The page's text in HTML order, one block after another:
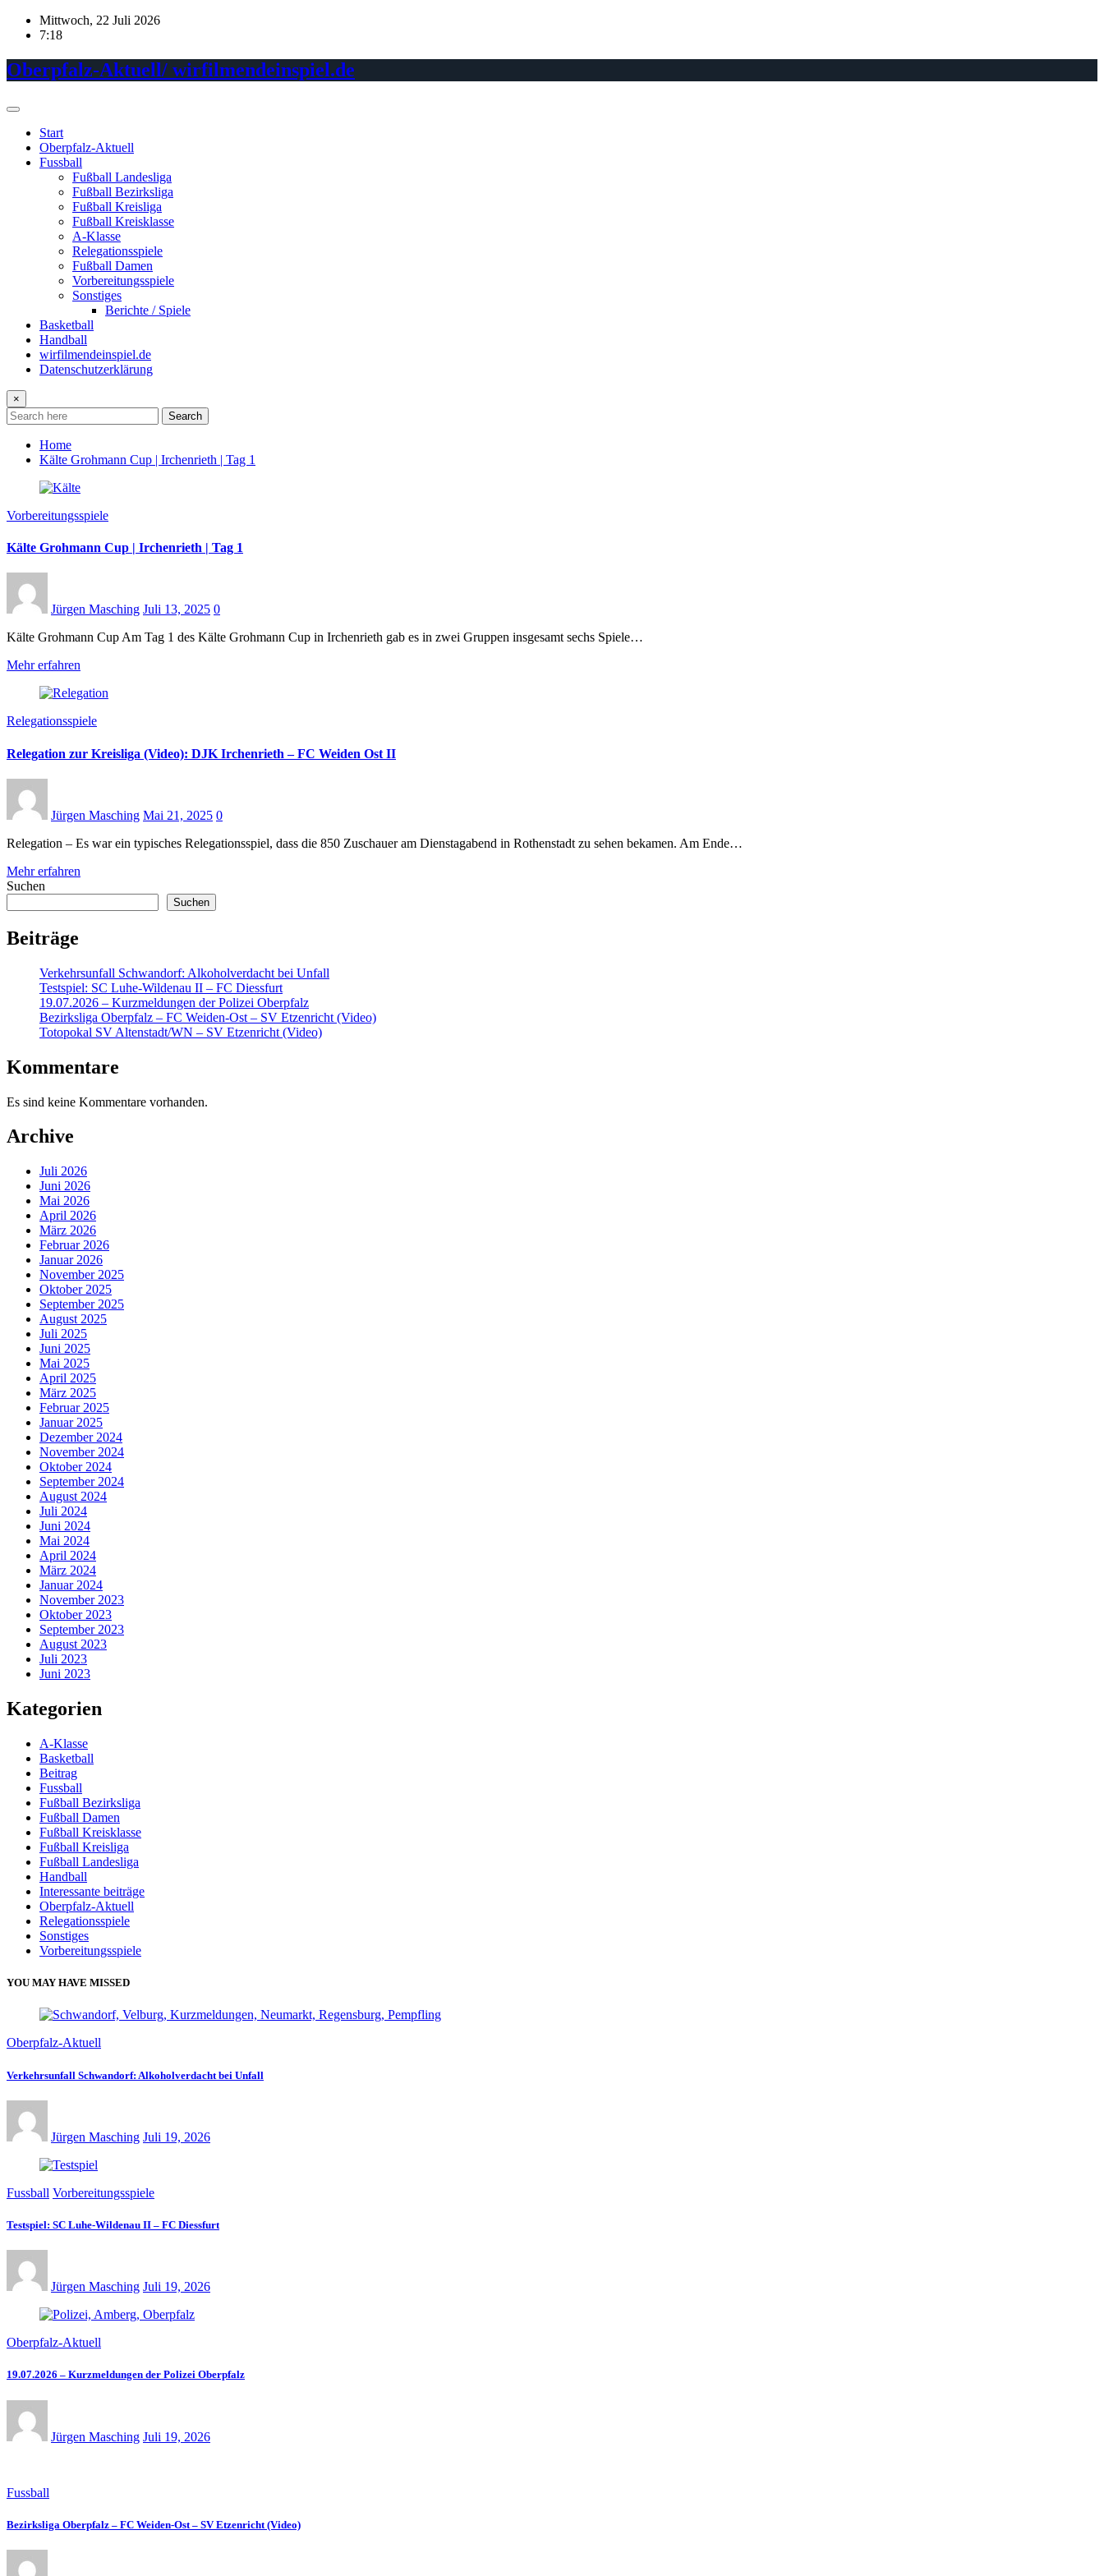
Skip
Mittwoch, 22 Juli 2026
7:18
Oberpfalz-Aktuell/ wirfilmendeinspiel.de
Start
Oberpfalz-Aktuell
Fussball
Fußball Landesliga
Fußball Bezirksliga
Fußball Kreisliga
Fußball Kreisklasse
A-Klasse
Relegationsspiele
Fußball Damen
Vorbereitungsspiele
Sonstiges
Berichte / Spiele
Basketball
Handball
wirfilmendeinspiel.de
Datenschutzerklärung
×
Search
Home
Kälte Grohmann Cup | Irchenrieth | Tag 1
Vorbereitungsspiele
Kälte Grohmann Cup | Irchenrieth | Tag 1
Jürgen Masching Juli 13, 2025 0
Kälte Grohmann Cup Am Tag 1 des Kälte Grohmann Cup in Irchenrieth gab es in zwei Gruppen insgesamt sechs Spiele…
Mehr erfahren
Relegationsspiele
Relegation zur Kreisliga (Video): DJK Irchenrieth – FC Weiden Ost II
Jürgen Masching Mai 21, 2025 0
Relegation – Es war ein typisches Relegationsspiel, dass die 850 Zuschauer am Dienstagabend in Rothenstadt zu sehen bekamen. Am Ende…
Mehr erfahren
Suchen
Suchen
Beiträge
Verkehrsunfall Schwandorf: Alkoholverdacht bei Unfall
Testspiel: SC Luhe-Wildenau II – FC Diessfurt
19.07.2026 – Kurzmeldungen der Polizei Oberpfalz
Bezirksliga Oberpfalz – FC Weiden-Ost – SV Etzenricht (Video)
Totopokal SV Altenstadt/WN – SV Etzenricht (Video)
Kommentare
Es sind keine Kommentare vorhanden.
Archive
Juli 2026
Juni 2026
Mai 2026
April 2026
März 2026
Februar 2026
Januar 2026
November 2025
Oktober 2025
September 2025
August 2025
Juli 2025
Juni 2025
Mai 2025
April 2025
März 2025
Februar 2025
Januar 2025
Dezember 2024
November 2024
Oktober 2024
September 2024
August 2024
Juli 2024
Juni 2024
Mai 2024
April 2024
März 2024
Januar 2024
November 2023
Oktober 2023
September 2023
August 2023
Juli 2023
Juni 2023
Kategorien
A-Klasse
Basketball
Beitrag
Fussball
Fußball Bezirksliga
Fußball Damen
Fußball Kreisklasse
Fußball Kreisliga
Fußball Landesliga
Handball
Interessante beiträge
Oberpfalz-Aktuell
Relegationsspiele
Sonstiges
Vorbereitungsspiele
YOU MAY HAVE MISSED
Oberpfalz-Aktuell
Verkehrsunfall Schwandorf: Alkoholverdacht bei Unfall
Jürgen Masching Juli 19, 2026
Fussball Vorbereitungsspiele
Testspiel: SC Luhe-Wildenau II – FC Diessfurt
Jürgen Masching Juli 19, 2026
Oberpfalz-Aktuell
19.07.2026 – Kurzmeldungen der Polizei Oberpfalz
Jürgen Masching Juli 19, 2026
Fussball
Bezirksliga Oberpfalz – FC Weiden-Ost – SV Etzenricht (Video)